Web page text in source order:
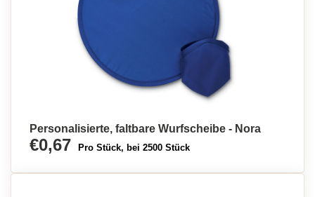
Personalisierte, faltbare Wurfscheibe - Nora
€0,67 Pro Stück, bei 2500 Stück